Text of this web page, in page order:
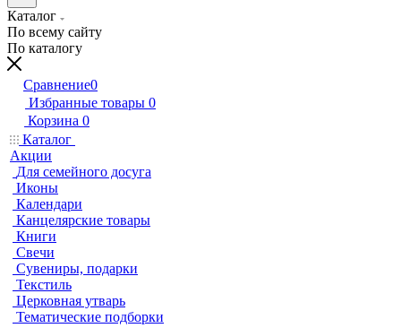
Каталог
По всему сайту
По каталогу
Сравнение0
Избранные товары 0
Корзина 0
Каталог
Акции
Для семейного досуга
Иконы
Календари
Канцелярские товары
Книги
Свечи
Сувениры, подарки
Текстиль
Церковная утварь
Тематические подборки